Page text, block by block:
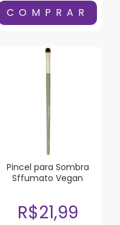
Pincel para Sombra
Sffumato Vegan
R$21,99